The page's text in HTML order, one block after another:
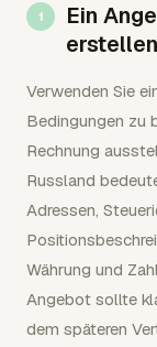
Ein
erstellen
Verwenden Sie
Bedingungen zu
Rechnung
Russland
Adressen,
Währung und
Angebot sollte
dem späteren